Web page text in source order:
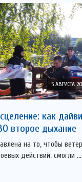
5 АВГУСТА
как
второе дыхание
на то, чтобы
действий, смогли ...